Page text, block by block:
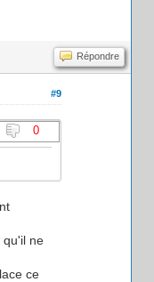
Répondre
#9
0
qu'il ne
ce